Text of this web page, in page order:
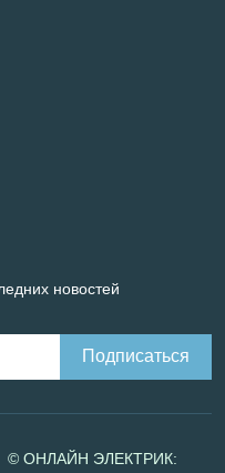
новостей
© ОНЛАЙН ЭЛЕКТРИК: